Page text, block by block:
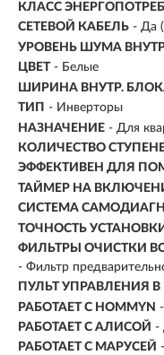
КЛАСС
СЕТЕВОЙ КАБЕЛЬ - Да
УРОВЕНЬ ШУМА
ЦВЕТ - Белые
ШИРИНА ВНУТР.
ТИП - Инверторы
НАЗНАЧЕНИЕ - Для
КОЛИЧЕСТВО
ЭФФЕКТИВЕН ДЛЯ
ТАЙМЕР НА
СИСТЕМА
ТОЧНОСТЬ
ФИЛЬТРЫ ОЧИСТКИ
- Фильтр
ПУЛЬТ УПРАВЛЕНИЯ
РАБОТАЕТ С HOMMYN
РАБОТАЕТ С АЛИСОЙ -
РАБОТАЕТ С МАРУСЕЙ